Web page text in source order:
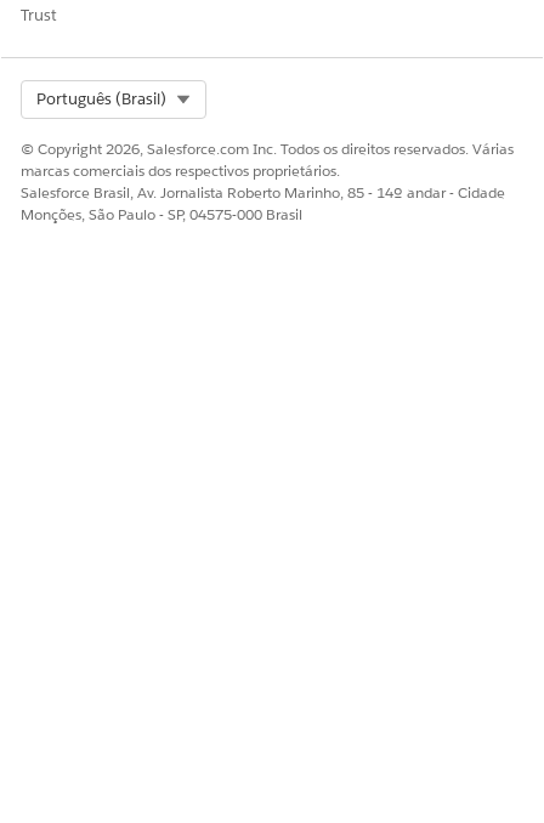
Trust
Português (Brasil)
© Copyright 2026, Salesforce.com Inc. Todos os direitos reservados. Várias
marcas comerciais dos respectivos proprietários.
Salesforce Brasil, Av. Jornalista Roberto Marinho, 85 - 14º andar - Cidade
Monções, São Paulo - SP, 04575-000 Brasil